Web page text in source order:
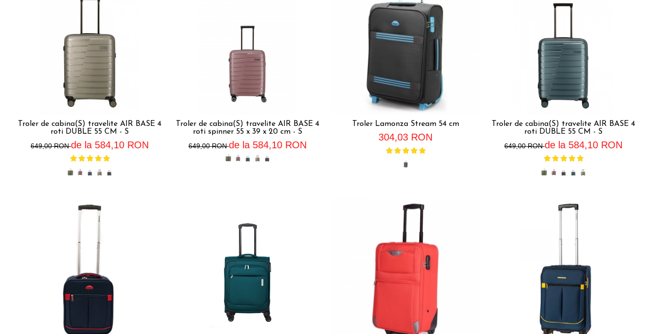
Troler de cabina(S) travelite AIR BASE 4
roti DUBLE 55 CM - S
649,00 RONde la 584,10 RON
Troler de cabina(S) travelite AIR BASE 4
roti spinner 55 x 39 x 20 cm - S
649,00 RONde la 584,10 RON
Troler Lamonza Stream 54 cm
304,03 RON
Troler de cabina(S) travelite AIR BASE 4
roti DUBLE 55 CM - S
649,00 RONde la 584,10 RON